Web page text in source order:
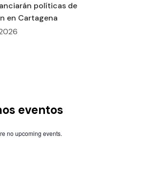
políticas de
en Cartagena
eventos
no upcoming events.